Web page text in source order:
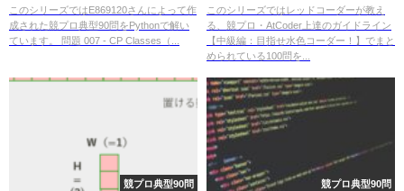
このシリーズではE869120さんによって作
成された競プロ典型90問をPythonで解い
ています。 問題 007 - CP Classes（...
077 C - Snuke Festival」解法
このシリーズではレッドコーダーが教え
る、競プロ・AtCoder上達のガイドライン
【中級編：目指せ水色コーダー！】でまと
められている100問を...
競プロ典型90問 競プロ典型90問